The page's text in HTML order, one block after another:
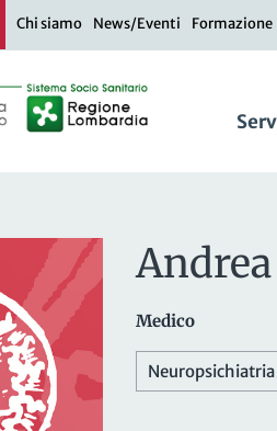
Chi siamo News/Eventi Formazione
Medico